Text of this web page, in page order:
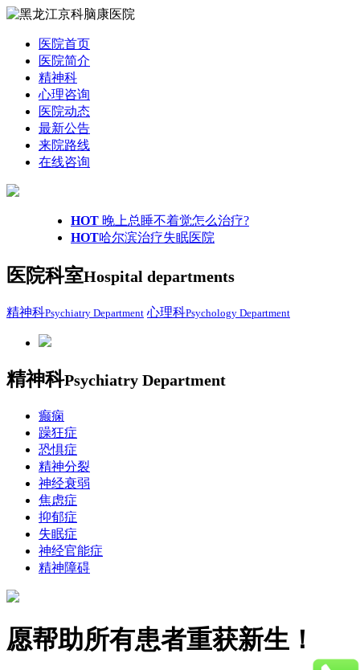
医院首页
医院简介
精神科
心理咨询
医院动态
最新公告
来院路线
在线咨询
HOT 晚上总睡不着觉怎么治疗?
HOT哈尔滨治疗失眠医院
医院科室Hospital departments
精神科Psychiatry Department 心理科Psychology Department
精神科Psychiatry Department
癫痫
躁狂症
恐惧症
精神分裂
神经衰弱
焦虑症
抑郁症
失眠症
神经官能症
精神障碍
愿帮助所有患者重获新生！